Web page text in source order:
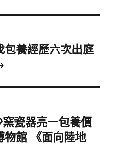
包養經歷六次出庭
瓷器亮一包養價
物館 《面向陸地